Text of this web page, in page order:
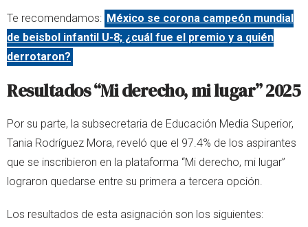
Te recomendamos: México se corona campeón mundial
de beisbol infantil U-8; ¿cuál fue el premio y a quién
derrotaron?
Resultados “Mi derecho, mi lugar” 2025
Por su parte, la subsecretaria de Educación Media Superior,
Tania Rodríguez Mora, reveló que el 97.4% de los aspirantes
que se inscribieron en la plataforma “Mi derecho, mi lugar”
lograron quedarse entre su primera a tercera opción.
Los resultados de esta asignación son los siguientes: